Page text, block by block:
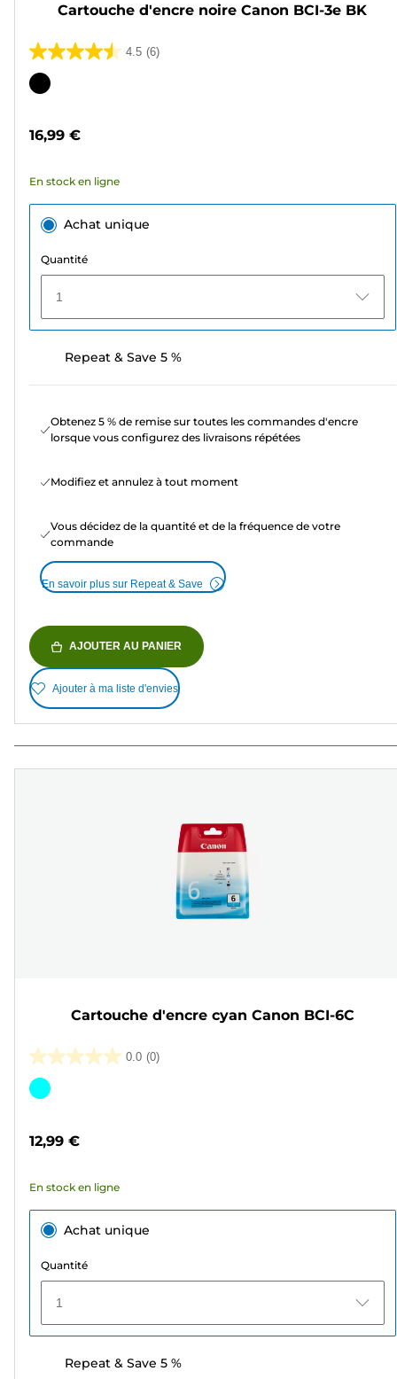
Cartouche d'encre noire Canon BCI-3e BK
4.5 (6)
4.5
sur
Cartouche
16,99 €
En stock en ligne
Achat unique
Quantité
1
Repeat & Save 5 %
Obtenez 5 % de remise sur toutes les commandes d'encre
lorsque vous configurez des livraisons répétées
Modifiez et annulez à tout moment
Vous décidez de la quantité et de la fréquence de votre
commande
En savoir plus sur Repeat & Save
AJOUTER AU PANIER
Ajouter à ma liste d'envies
Cartouche d'encre cyan Canon BCI-6C
0.0 (0)
0.0
sur
Cartouche
12,99 €
En stock en ligne
Achat unique
Quantité
1
Repeat & Save 5 %